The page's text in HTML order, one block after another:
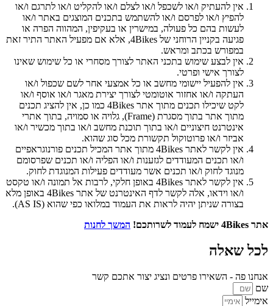
אין להעתיק ו/או לשכפל ו/או לצלם ו/או להקליט ו/או לתרגם ו/או
להפיץ ו/או לפרסם ו/או להשתמש בתכנים המוצגים באתר ו/או
לעשות בהם כל פעולה, במישרין או בעקיפין, המהווה הפרה או
פגיעה בקניין הרוחני של 4Bikes, אלא אם מפעיל האתר התיר זאת
במפורש בכתב ומראש.
אין לבצע שימוש בתכני האתר לצורך מסחרי או כל שימוש שאינו
לצורך אישי ופרטי.
אין להפעיל יישומי מחשב או כל אמצעי אחר לשם שכפול ו/או
העתקה ו/או אחזור אוטומטי לצורך יצירת מאגר ו/או אוסף ו/או
לקט שיכילו תכנים מתוך אתר 4Bikes כמו כן, אין להציג תכנים
מתוך אתר בתוך מסגרת (Frame), גלויה או סמויה, בתוך אתרי
אינטרנט חיצוניים ו/או בתוך תוכנת מחשב ו/או בתוך מכשיר ו/או
אביזר ו/או פרוטוקול תקשורת מכל סוג שהוא.
אין לקשר לאתר 4Bikes מתוך אתר המכיל תכנים פורנוגראפיים
ו/או תכנים המעודדים לגזענות ו/או הפליה ו/או תכנים שפרסומם
מנוגד לחוק ו/או תכנים אשר מעודדים פעילות המנוגדת לחוק.
אין לקשר לאתר 4Bikes באופן חלקי, לרבות אל תמונה ו/או טקסט
ו/או וידאו, אלה לקשר לדף האינטרנט של אתר 4Bikes באופן מלא
בצורה שניתן יהיה לראות את העמוד במלואו כפי שהוא (AS IS).
אתר 4Bikes ישמח לעמוד לשרותכם!
המשך לחנות
לכל שאלה
אנחנו פה - השאירו פרטים ונציג יצור אתכם קשר
שם
אימייל